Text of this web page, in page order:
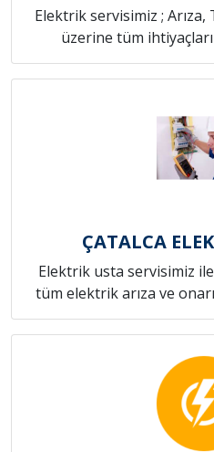
Elektrik servisimiz ; Arıza,
üzerine tüm
ÇATALCA
Elektrik usta servisimiz
tüm elektrik arıza ve